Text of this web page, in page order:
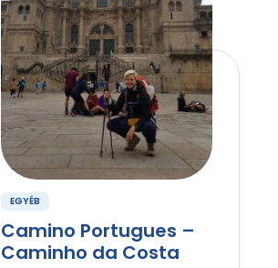
EGYÉB
Camino Portugues –
Caminho da Costa